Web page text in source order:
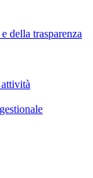
della trasparenza